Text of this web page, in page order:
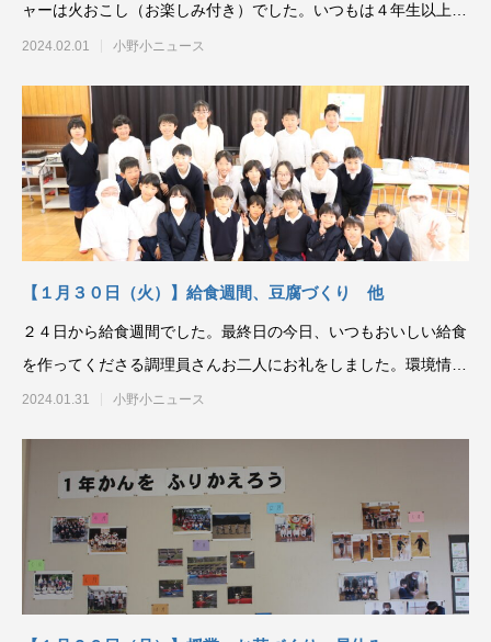
ャーは火おこし（お楽しみ付き）でした。いつもは４年生以上で
すが、今回は３年生も見学
2024.02.01 小野小ニュース
【１月３０日（火）】給食週間、豆腐づくり 他
２４日から給食週間でした。最終日の今日、いつもおいしい給食
を作ってくださる調理員さんお二人にお礼をしました。環境情報
委員会が給食にまつわる動
2024.01.31 小野小ニュース